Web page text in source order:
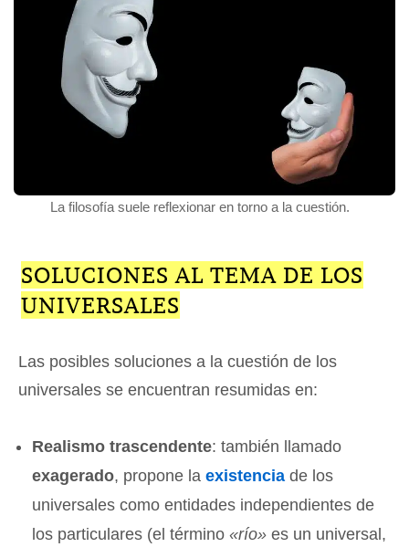
La filosofía suele reflexionar en torno a la cuestión.
SOLUCIONES AL TEMA DE LOS
UNIVERSALES
Las posibles soluciones a la cuestión de los
universales se encuentran resumidas en:
Realismo trascendente: también llamado
exagerado, propone laexistencia de los
universales como entidades independientes de
los particulares (el término«río» es un universal,